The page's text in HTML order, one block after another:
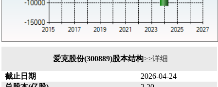
爱克股份(300889)股本结构>>详细
截止日期
2026-04-24